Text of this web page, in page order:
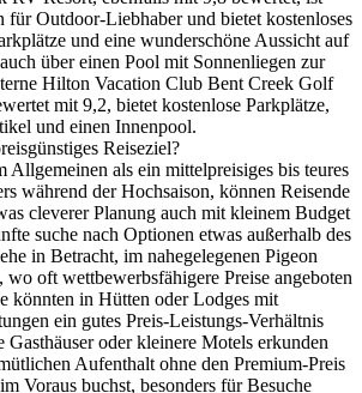
für Outdoor-Liebhaber und bietet kostenloses
und eine wunderschöne Aussicht auf
über einen Pool mit Sonnenliegen zur
Hilton Vacation Club Bent Creek Golf
mit 9,2, bietet kostenlose Parkplätze,
und einen Innenpool.
Reiseziel?
als ein mittelpreisiges bis teures
während der Hochsaison, können Reisende
cleverer Planung auch mit kleinem Budget
suche nach Optionen etwas außerhalb des
in Betracht, im nahegelegenen Pigeon
wo oft wettbewerbsfähigere Preise angeboten
könnten in Hütten oder Lodges mit
ein gutes Preis-Leistungs-Verhältnis
Gasthäuser oder kleinere Motels erkunden
Aufenthalt ohne den Premium-Preis
Voraus buchst, besonders für Besuche